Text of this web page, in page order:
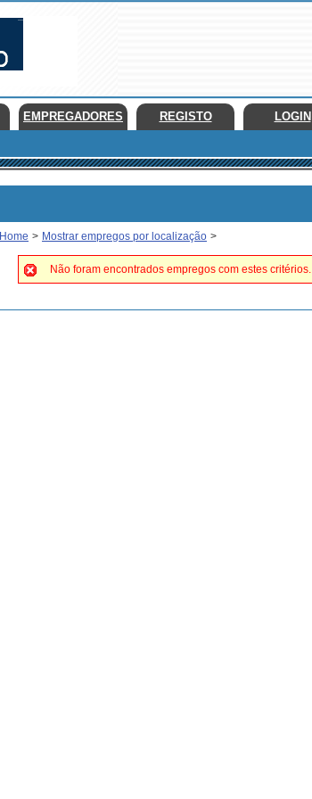
EMPREGADORES REGISTO LOGIN
Home > Mostrar empregos por localização >
Não foram encontrados empregos com estes critérios.